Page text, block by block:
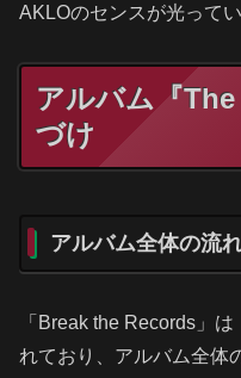
AKLOのセンスが光ってい
アルバム『
づけ
アルバム全体の流
「Break the Records」
れており、アルバム全体